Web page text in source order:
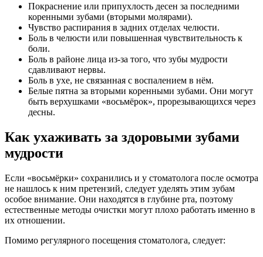
Покраснение или припухлость десен за последними
коренными зубами (вторыми молярами).
Чувство распирания в задних отделах челюсти.
Боль в челюсти или повышенная чувствительность к
боли.
Боль в районе лица из-за того, что зубы мудрости
сдавливают нервы.
Боль в ухе, не связанная с воспалением в нём.
Белые пятна за вторыми коренными зубами. Они могут
быть верхушками «восьмёрок», прорезывающихся через
десны.
Как ухаживать за здоровыми зубами
мудрости
Если «восьмёрки» сохранились и у стоматолога после осмотра
не нашлось к ним претензий, следует уделять этим зубам
особое внимание. Они находятся в глубине рта, поэтому
естественные методы очистки могут плохо работать именно в
их отношении.
Помимо регулярного посещения стоматолога, следует: